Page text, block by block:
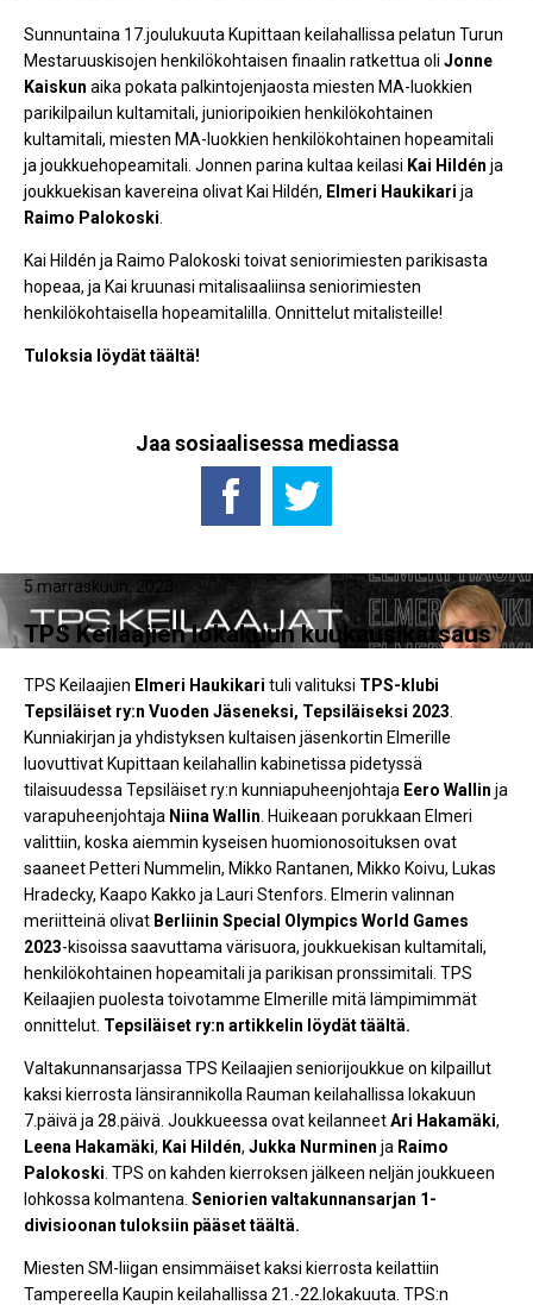
Sunnuntaina 17.joulukuuta Kupittaan keilahallissa pelatun Turun
Mestaruuskisojen henkilökohtaisen finaalin ratkettua oli Jonne
Kaiskun aika pokata palkintojenjaosta miesten MA-luokkien
parikilpailun kultamitali, junioripoikien henkilökohtainen
kultamitali, miesten MA-luokkien henkilökohtainen hopeamitali
ja joukkuehopeamitali. Jonnen parina kultaa keilasi Kai Hildén ja
joukkuekisan kavereina olivat Kai Hildén, Elmeri Haukikari ja
Raimo Palokoski.
Kai Hildén ja Raimo Palokoski toivat seniorimiesten parikisasta
hopeaa, ja Kai kruunasi mitalisaaliinsa seniorimiesten
henkilökohtaisella hopeamitalilla. Onnittelut mitalisteille!
Tuloksia löydät täältä!
Jaa sosiaalisessa mediassa
5 marraskuun, 2023
TPS Keilaajien lokakuun kuukausikatsaus
TPS Keilaajien Elmeri Haukikari tuli valituksi TPS-klubi
Tepsiläiset ry:n Vuoden Jäseneksi, Tepsiläiseksi 2023
Kunniakirjan ja yhdistyksen kultaisen jäsenkortin Elmerille
luovuttivat Kupittaan keilahallin kabinetissa pidetyssä
tilaisuudessa Tepsiläiset ry:n kunniapuheenjohtaja Eero Wallin ja
varapuheenjohtaja Niina Wallin . Huikeaan porukkaan Elmeri
valittiin, koska aiemmin kyseisen huomionosoituksen ovat
saaneet Petteri Nummelin, Mikko Rantanen, Mikko Koivu, Lukas
Hradecky, Kaapo Kakko ja Lauri Stenfors. Elmerin valinnan
meriitteinä olivat Berliinin Special Olympics World Games
2023-kisoissa saavuttama värisuora, joukkuekisan kultamitali,
henkilökohtainen hopeamitali ja parikisan pronssimitali. TPS
Keilaajien puolesta toivotamme Elmerille mitä lämpimimmät
onnittelut. Tepsiläiset ry:n artikkelin löydät täältä.
Valtakunnansarjassa TPS Keilaajien seniorijoukkue on kilpaillut
kaksi kierrosta länsirannikolla Rauman keilahallissa lokakuun
7.päivä ja 28.päivä. Joukkueessa ovat keilanneetAri Hakamäki,
Leena Hakamäki, Kai Hildén, Jukka Nurminen ja Raimo
Palokoski . TPS on kahden kierroksen jälkeen neljän joukkueen
lohkossa kolmantena. Seniorien valtakunnansarjan 1-
divisioonan tuloksiin pääset täältä.
Miesten SM-liigan ensimmäiset kaksi kierrosta keilattiin
Tampereella Kaupin keilahallissa 21.-22.lokakuuta. TPS:n